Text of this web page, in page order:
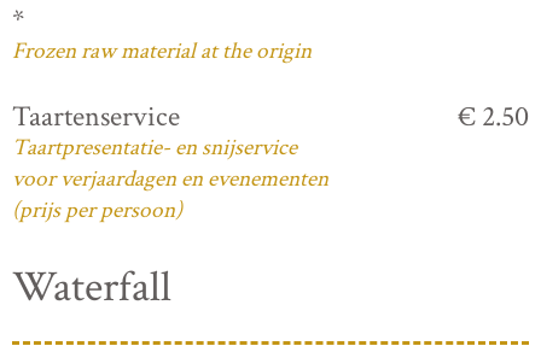
*
Frozen raw material at the origin
Taartenservice
Taartpresentatie- en snijservice
voor verjaardagen en evenementen
(prijs per persoon)
€ 2.50
Waterfall